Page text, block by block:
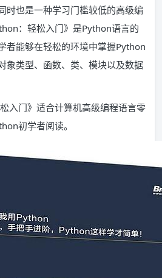
时也是一种学习门槛较低的高级编
：轻松入门》是Python语言的
者能够在轻松的环境中掌握Python
象类型、函数、类、模块以及数据
入门》适合计算机高级编程语言零
初学者阅读。